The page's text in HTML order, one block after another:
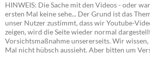
HINWEIS: Die Sache mit den Videos - oder
ersten Mal keine sehe... Der Grund ist das
unser Nutzer zustimmt, dass wir Youtube-
zeigen, wird die Seite wieder normal
Vorsichtsmaßnahme unsererseits. Wir wissen,
Mal nicht hübsch aussieht. Aber bitten um